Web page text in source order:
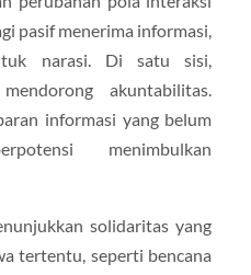
pasif menerima informasi,
narasi. Di satu sisi,
akuntabilitas.
informasi yang belum
menimbulkan
solidaritas yang
tertentu, seperti bencana